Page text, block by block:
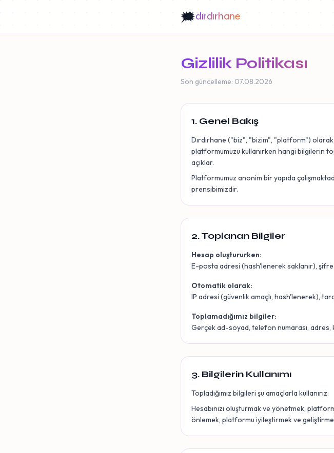
🗯️dırdırhane
Gizlilik Politikası
Son güncelleme: 07.08.2026
1. Genel Bakış
Dırdırhane ("biz", "bizim", "platform")
platformumuzu kullanırken hangi bilgilerin
açıklar.
Platformumuz anonim bir yapıda
prensibimizdir.
2. Toplanan Bilgiler
Hesap oluştururken:
E-posta adresi (hash'lenerek saklanır),
Otomatik olarak:
IP adresi (güvenlik amaçlı, hash'lenerek),
Toplamadığımız bilgiler:
Gerçek ad-soyad, telefon numarası,
3. Bilgilerin Kullanımı
Topladığımız bilgileri şu amaçlarla kullanırız:
Hesabınızı oluşturmak ve yönetmek,
önlemek, platformu iyileştirmek ve